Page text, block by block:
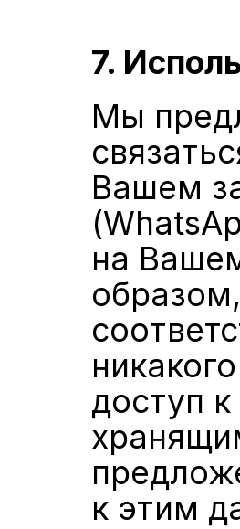
7.
Мы
Вашем
на
доступ
к этим